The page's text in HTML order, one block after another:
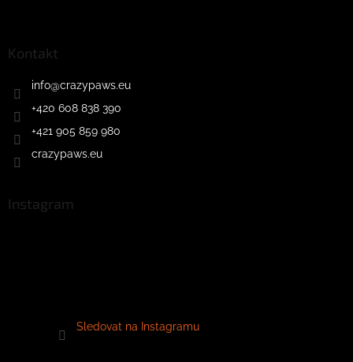
Kontakt
info@crazypaws.eu
+420 608 838 390
+421 905 859 980
crazypaws.eu
Instagram
Sledovat na Instagramu